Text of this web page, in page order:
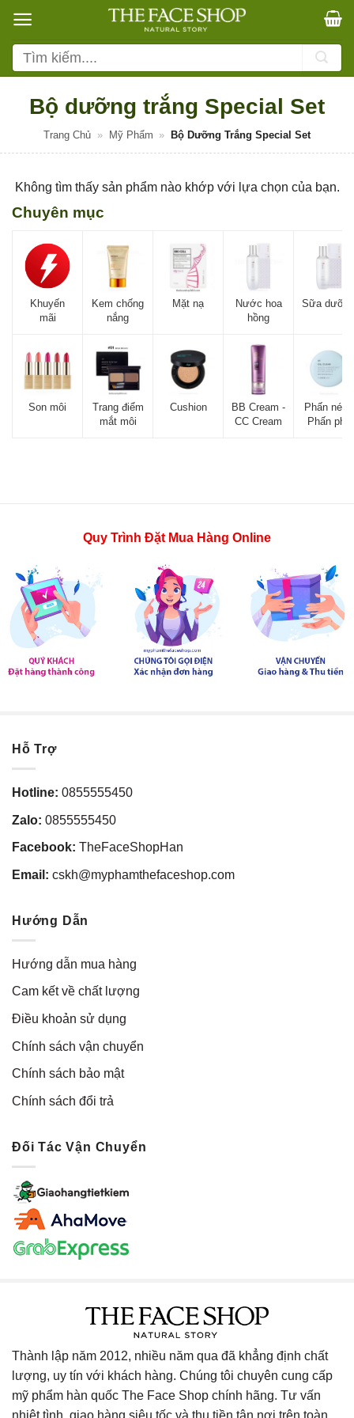
qua
nội
dung
Tìm
kiếm:
Bộ dưỡng trắng Special Set
Trang Chủ » Mỹ Phẩm » Bộ Dưỡng Trắng Special Set
Không tìm thấy sản phẩm nào khớp với lựa chọn của bạn.
Chuyên mục
Khuyến
mãi
Kem chống
nắng
Mặt nạ
Nước hoa
hồng
Sữa
Son môi
Trang điểm
mắt môi
Cushion
BB Cream -
CC Cream
Phấn nén -
Phấn phủ
Quy Trình Đặt Mua Hàng Online
Hỗ Trợ
Hotline: 0855555450
Zalo: 0855555450
Facebook: TheFaceShopHan
Email: cskh@myphamthefaceshop.com
Hướng Dẫn
Hướng dẫn mua hàng
Cam kết về chất lượng
Điều khoản sử dụng
Chính sách vận chuyển
Chính sách bảo mật
Chính sách đổi trả
Đối Tác Vận Chuyển
Thành lập năm 2012, nhiều năm qua đã khẳng định chất
lượng, uy tín với khách hàng. Chúng tôi chuyên cung cấp
mỹ phẩm hàn quốc The Face Shop chính hãng. Tư vấn
nhiệt tình, giao hàng siêu tốc và thu tiền tận nơi trên toàn